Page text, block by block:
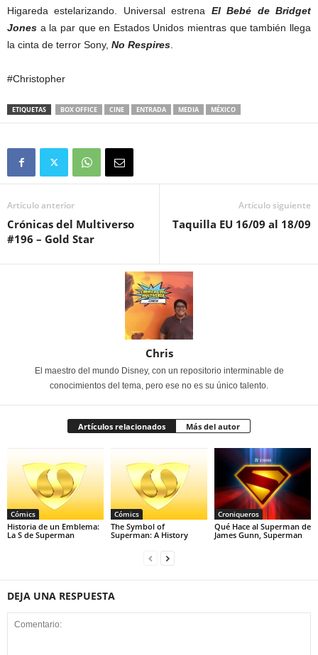
Higareda estelarizando. Universal estrena El Bebé de Bridget
Jones a la par que en Estados Unidos mientras que también llega
la cinta de terror Sony, No Respires
#Christopher
ETIQUETAS BOX OFFICE CINE ENTRADA MEDIA MÉXICO
Artículo anterior
Crónicas del Multiverso
#196 – Gold Star
Artículo siguiente
Taquilla EU 16/09 al 18/09
Chris
El maestro del mundo Disney, con un repositorio interminable de
conocimientos del tema, pero ese no es su único talento.
Artículos relacionados Más del autor
Cómics
Historia de un Emblema:
La S de Superman
Cómics
The Symbol of
Superman: A History
Croniqueros
Qué Hace al Superman de
James Gunn, Superman
DEJA UNA RESPUESTA